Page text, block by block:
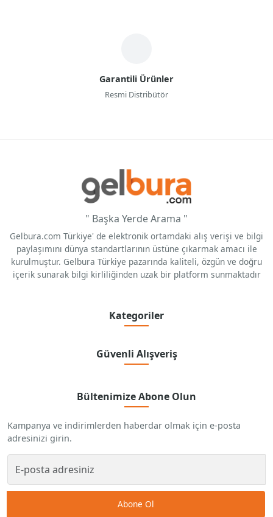
Garantili Ürünler
Resmi Distribütör
" Başka Yerde Arama "
Gelbura.com Türkiye' de elektronik ortamdaki alış verişi ve bilgi
paylaşımını dünya standartlarının üstüne çıkarmak amacı ile
kurulmuştur. Gelbura Türkiye pazarında kaliteli, özgün ve doğru
içerik sunarak bilgi kirliliğinden uzak bir platform sunmaktadır
Kategoriler
Güvenli Alışveriş
Bültenimize Abone Olun
Kampanya ve indirimlerden haberdar olmak için e-posta
adresinizi girin.
Abone Ol